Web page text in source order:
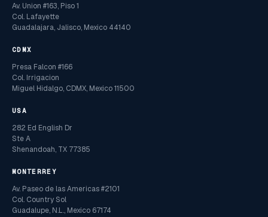
Av. Union #163, Piso 1
Col. Lafayette
Guadalajara, Jalisco, Mexico 44140
CDMX
Presa Falcon #166
Col. Irrigacion
Miguel Hidalgo, CDMX, Mexico 11500
USA
282 Ed English Dr
Ste A
Shenandoah, TX 77385
MONTERREY
Av. Paseo de las Americas #2101
Col. Country Sol
Guadalupe, N.L., Mexico 67174